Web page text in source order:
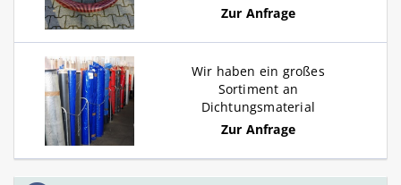
Zur Anfrage
Wir haben ein großes
Sortiment an
Dichtungsmaterial
Zur Anfrage